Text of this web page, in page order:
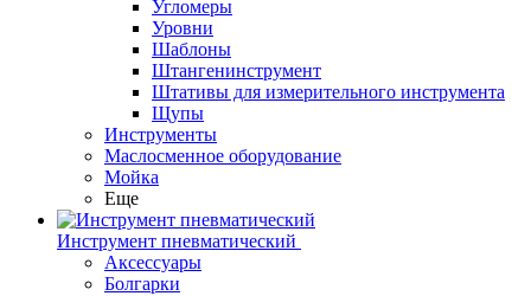
Угломеры
Уровни
Шаблоны
Штангенинструмент
Штативы для измерительного инструмента
Щупы
Инструменты
Маслосменное оборудование
Мойка
Еще
Инструмент пневматический
Аксессуары
Болгарки